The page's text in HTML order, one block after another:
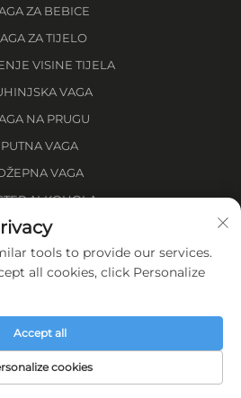
ZA BEBICE
ZA TIJELO
VISINE TIJELA
VAGA
NA PRUGU
PUTNA VAGA
VAGA
ALKOHOLA
ZA UDALJENOST
tvrtki
o privatnosti
tools to provide our services.
all cookies, click Personalize
cookies
Accept all